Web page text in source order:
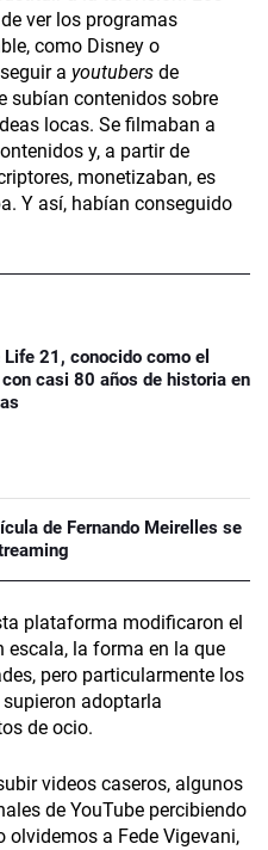
ver los programas
como Disney o
a youtubers­ de
subían contenidos sobre
locas. Se filmaban a
y, a partir de
monetizaban, es
Y así, habían conseguido
21, conocido como el
casi 80 años de historia en
de Fernando Meirelles se
plataforma modificaron el
la forma en la que
pero particularmente los
supieron adoptarla
de ocio.
videos caseros, algunos
de YouTube percibiendo
olvidemos a Fede Vigevani,